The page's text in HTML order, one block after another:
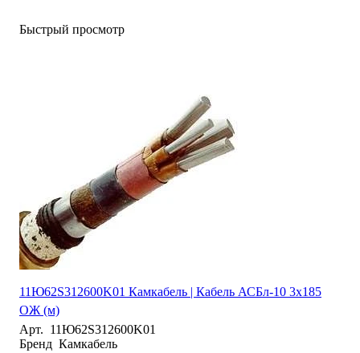
Быстрый просмотр
11Ю62S312600K01 Камкабель | Кабель АСБл-10 3х185
ОЖ (м)
Арт. 11Ю62S312600K01
Бренд Камкабель